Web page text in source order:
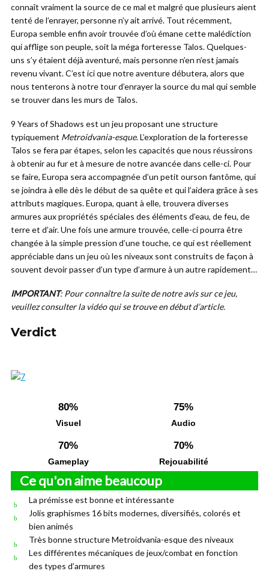
connaît vraiment la source de ce mal et malgré que plusieurs aient
tenté de l’enrayer, personne n’y ait arrivé. Tout récemment,
Europa semble enfin avoir trouvée d’où émane cette malédiction
qui afflige son peuple, soit la méga forteresse Talos. Quelques-
uns s’y étaient déjà aventuré, mais personne n’en n’est jamais
revenu vivant. C’est ici que notre aventure débutera, alors que
nous tenterons à notre tour d’enrayer la source du mal qui semble
se trouver dans les murs de Talos.
9 Years of Shadows est un jeu proposant une structure
typiquement Metroidvania-esque. L’exploration de la forteresse
Talos se fera par étapes, selon les capacités que nous réussirons
à obtenir au fur et à mesure de notre avancée dans celle-ci. Pour
se faire, Europa sera accompagnée d’un petit ourson fantôme, qui
se joindra à elle dès le début de sa quête et qui l’aidera grâce à ses
attributs magiques. Europa, quant à elle, trouvera diverses
armures aux propriétés spéciales des éléments d’eau, de feu, de
terre et d’air. Une fois une armure trouvée, celle-ci pourra être
changée à la simple pression d’une touche, ce qui est réellement
appréciable dans un jeu où les niveaux sont construits de façon à
souvent devoir passer d’un type d’armure à un autre rapidement…
IMPORTANT: Pour connaître la suite de notre avis sur ce jeu,
veuillez consulter la vidéo qui se trouve en début d’article.
Verdict
80%
Visuel
75%
Audio
70%
Gameplay
70%
Rejouabilité
Ce qu'on aime beaucoup
La prémisse est bonne et intéressante
Jolis graphismes 16 bits modernes, diversifiés, colorés et
bien animés
Très bonne structure Metroidvania-esque des niveaux
Les différentes mécaniques de jeux/combat en fonction
des types d’armures